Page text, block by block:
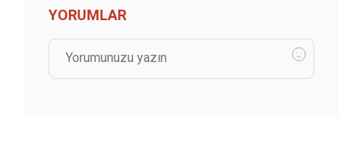
YORUMLAR